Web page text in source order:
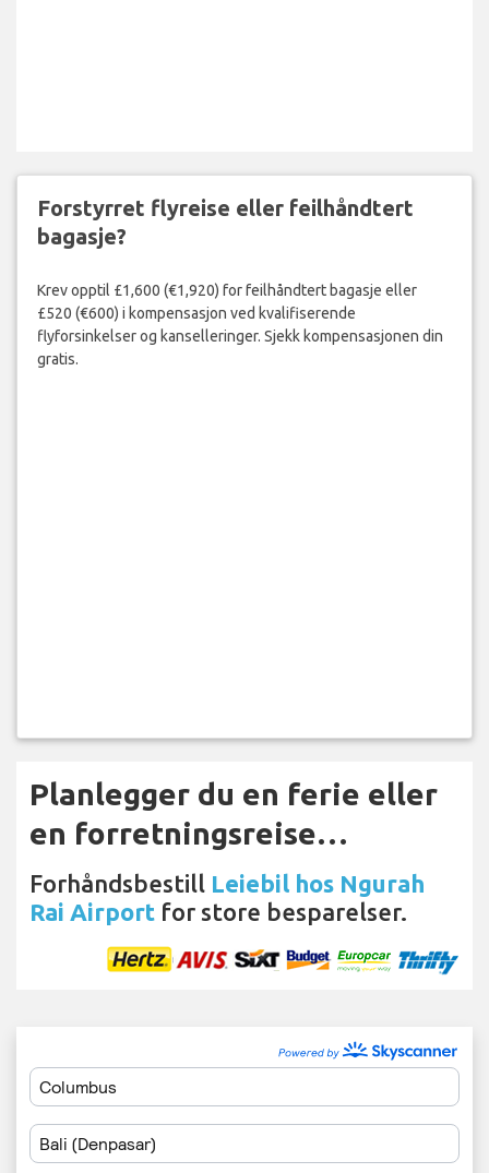
Forstyrret flyreise eller feilhåndtert
bagasje?
Krev opptil £1,600 (€1,920) for feilhåndtert bagasje eller
£520 (€600) i kompensasjon ved kvalifiserende
flyforsinkelser og kanselleringer. Sjekk kompensasjonen din
gratis.
Planlegger du en ferie eller
en forretningsreise…
Forhåndsbestill Leiebil hos Ngurah
Rai Airport for store besparelser.